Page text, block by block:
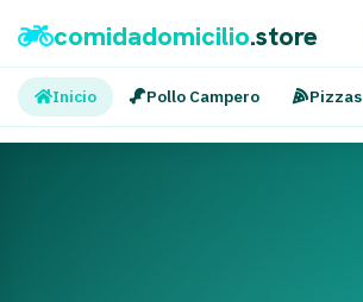
comidadomicilio.store
Inicio Pollo Campero Pizzas